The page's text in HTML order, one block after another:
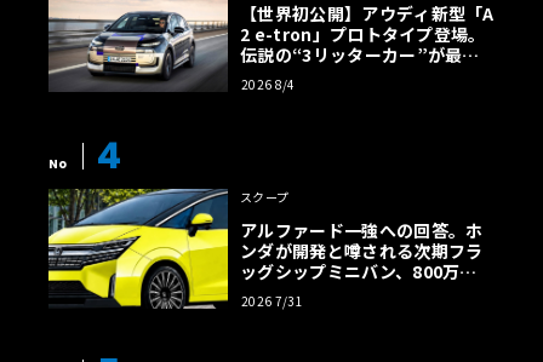
【世界初公開】アウディ新型「A
2 e-tron」プロトタイプ登場。
伝説の“3リッターカー”が最高
効率エントリーBEVとして復活
【画像38枚】
2026 8/4
No 4
スクープ
アルファード一強への回答。ホ
ンダが開発と噂される次期フラ
ッグシップミニバン、800万円
超の勝算【予想CG】
2026 7/31